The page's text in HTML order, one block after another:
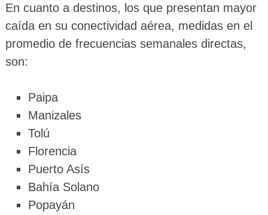
En cuanto a destinos, los que presentan mayor
caída en su conectividad aérea, medidas en el
promedio de frecuencias semanales directas,
son:
Paipa
Manizales
Tolú
Florencia
Puerto Asís
Bahía Solano
Popayán